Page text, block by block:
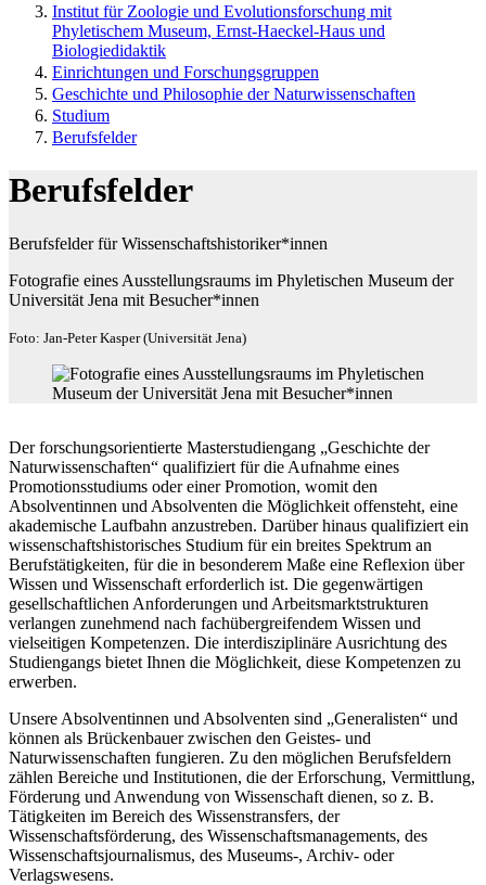
Institut für Zoologie und Evolutionsforschung mit
Phyletischem Museum, Ernst-Haeckel-Haus und
Biologiedidaktik
Einrichtungen und Forschungsgruppen
Geschichte und Philosophie der Naturwissenschaften
Studium
Berufsfelder
Berufsfelder
Berufsfelder für Wissenschaftshistoriker*innen
Fotografie eines Ausstellungsraums im Phyletischen Museum der
Universität Jena mit Besucher*innen
Foto: Jan-Peter Kasper (Universität Jena)
Der forschungsorientierte Masterstudiengang „Geschichte der
Naturwissenschaften“ qualifiziert für die Aufnahme eines
Promotionsstudiums oder einer Promotion, womit den
Absolventinnen und Absolventen die Möglichkeit offensteht, eine
akademische Laufbahn anzustreben. Darüber hinaus qualifiziert ein
wissenschaftshistorisches Studium für ein breites Spektrum an
Berufstätigkeiten, für die in besonderem Maße eine Reflexion über
Wissen und Wissenschaft erforderlich ist. Die gegenwärtigen
gesellschaftlichen Anforderungen und Arbeitsmarktstrukturen
verlangen zunehmend nach fachübergreifendem Wissen und
vielseitigen Kompetenzen. Die interdisziplinäre Ausrichtung des
Studiengangs bietet Ihnen die Möglichkeit, diese Kompetenzen zu
erwerben.
Unsere Absolventinnen und Absolventen sind „Generalisten“ und
können als Brückenbauer zwischen den Geistes- und
Naturwissenschaften fungieren. Zu den möglichen Berufsfeldern
zählen Bereiche und Institutionen, die der Erforschung, Vermittlung,
Förderung und Anwendung von Wissenschaft dienen, so z. B.
Tätigkeiten im Bereich des Wissenstransfers, der
Wissenschaftsförderung, des Wissenschaftsmanagements, des
Wissenschaftsjournalismus, des Museums-, Archiv- oder
Verlagswesens.